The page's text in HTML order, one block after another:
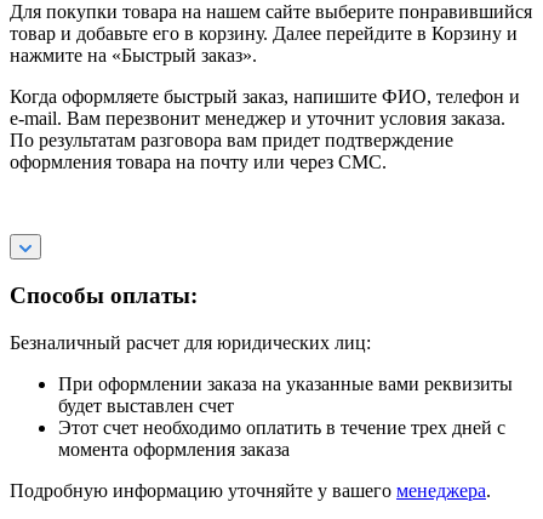
Для покупки товара на нашем сайте выберите понравившийся
товар и добавьте его в корзину. Далее перейдите в Корзину и
нажмите на «Быстрый заказ».
Когда оформляете быстрый заказ, напишите ФИО, телефон и
e-mail. Вам перезвонит менеджер и уточнит условия заказа.
По результатам разговора вам придет подтверждение
оформления товара на почту или через СМС.
Способы оплаты:
Безналичный расчет для юридических лиц:
При оформлении заказа на указанные вами реквизиты
будет выставлен счет
Этот счет необходимо оплатить в течение трех дней с
момента оформления заказа
Подробную информацию уточняйте у вашего менеджера.